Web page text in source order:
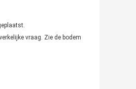
vraag. Zie de bodem